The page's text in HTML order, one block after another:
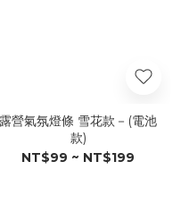
露營氣氛燈條 雪花款－(電池
款)
NT$99 ~ NT$199